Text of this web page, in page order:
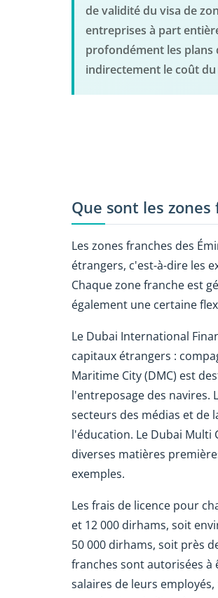
de validité du visa de
entreprises à part
profondément les plans
indirectement le coût
Que sont les
Les zones franches des
étrangers, c'est-à-dire les
Chaque zone franche est
également une certaine
Le Dubai International
capitaux étrangers :
Maritime City (DMC) est
l'entreposage des navires.
secteurs des médias et de
l'éducation. Le Dubai Multi
diverses matières
exemples.
Les frais de licence pour
et 12 000 dirhams, soit
50 000 dirhams, soit près
franches sont autorisées à
salaires de leurs